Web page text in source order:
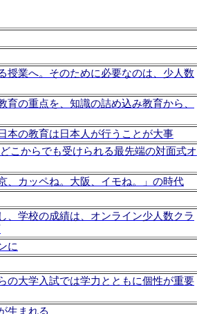
業へ。そのために必要なのは、少人数
の重点を、知識の詰め込み教育から、
の教育は日本人が行うことが大事
こからでも受けられる最先端の対面式オ
カッペね。大阪、イモね。」の時代
学校の成績は、オンライン少人数クラ
に
大学入試では学力とともに個性が重要
生まれる